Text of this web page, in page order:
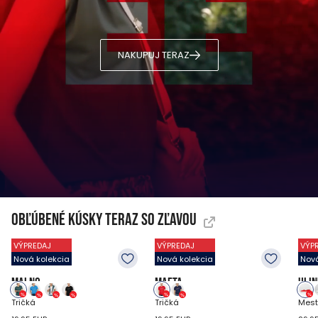
NAKUPUJ TERAZ
Obľúbené kúsky teraz so zľavou
VÝPREDAJ
Nová kolekcia
MALNO
Tričká
VÝPREDAJ
Nová kolekcia
MAFTA
Tričká